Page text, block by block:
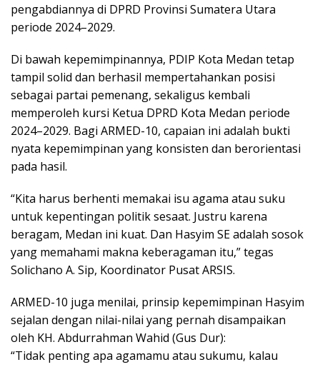
pengabdiannya di DPRD Provinsi Sumatera Utara
periode 2024–2029.
Di bawah kepemimpinannya, PDIP Kota Medan tetap
tampil solid dan berhasil mempertahankan posisi
sebagai partai pemenang, sekaligus kembali
memperoleh kursi Ketua DPRD Kota Medan periode
2024–2029. Bagi ARMED-10, capaian ini adalah bukti
nyata kepemimpinan yang konsisten dan berorientasi
pada hasil.
“Kita harus berhenti memakai isu agama atau suku
untuk kepentingan politik sesaat. Justru karena
beragam, Medan ini kuat. Dan Hasyim SE adalah sosok
yang memahami makna keberagaman itu,” tegas
Solichano A. Sip, Koordinator Pusat ARSIS.
ARMED-10 juga menilai, prinsip kepemimpinan Hasyim
sejalan dengan nilai-nilai yang pernah disampaikan
oleh KH. Abdurrahman Wahid (Gus Dur):
“Tidak penting apa agamamu atau sukumu, kalau